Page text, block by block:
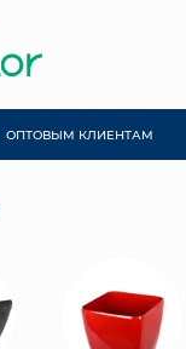
ОПТОВЫМ КЛИЕНТАМ